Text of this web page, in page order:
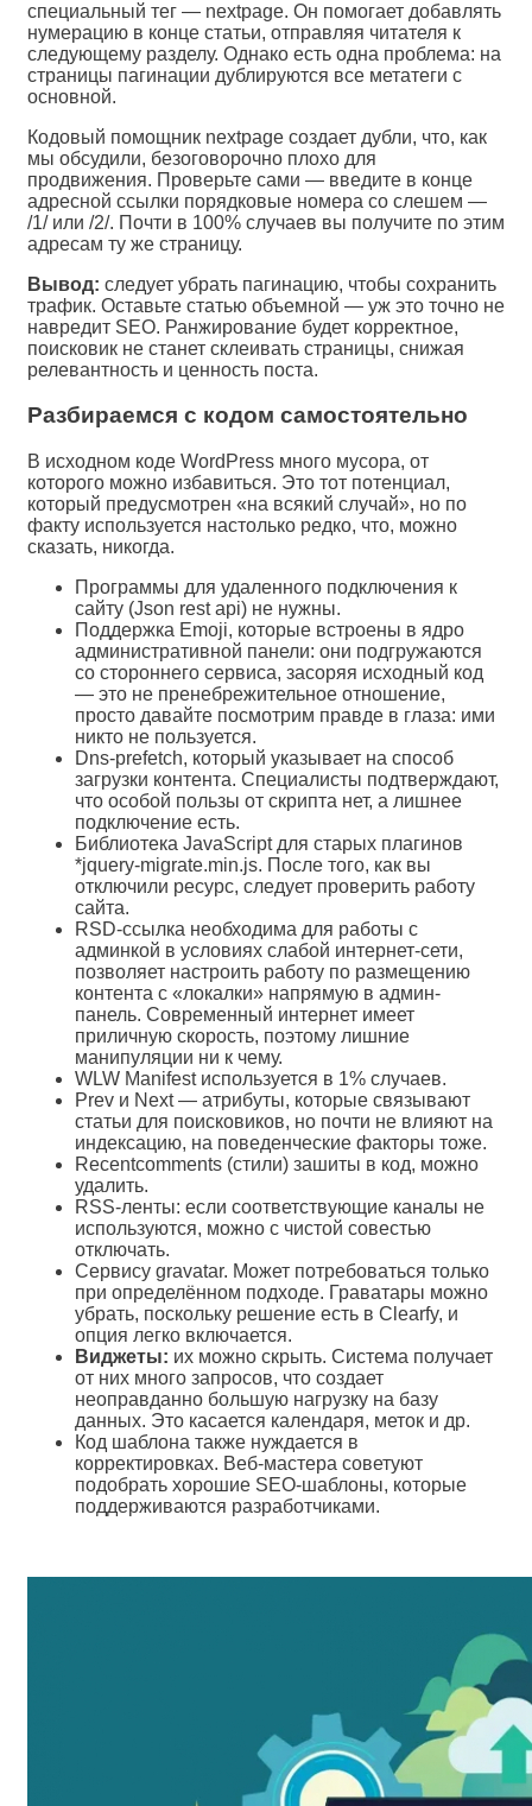
специальный тег — nextpage. Он помогает добавлять
нумерацию в конце статьи, отправляя читателя к
следующему разделу. Однако есть одна проблема: на
страницы пагинации дублируются все метатеги с
основной.
Кодовый помощник nextpage создает дубли, что, как
мы обсудили, безоговорочно плохо для
продвижения. Проверьте сами — введите в конце
адресной ссылки порядковые номера со слешем —
/1/ или /2/. Почти в 100% случаев вы получите по этим
адресам ту же страницу.
Вывод: следует убрать пагинацию, чтобы сохранить
трафик. Оставьте статью объемной — уж это точно не
навредит SEO. Ранжирование будет корректное,
поисковик не станет склеивать страницы, снижая
релевантность и ценность поста.
Разбираемся с кодом самостоятельно
В исходном коде WordPress много мусора, от
которого можно избавиться. Это тот потенциал,
который предусмотрен «на всякий случай», но по
факту используется настолько редко, что, можно
сказать, никогда.
Программы для удаленного подключения к
сайту (Json rest api) не нужны.
Поддержка Emoji, которые встроены в ядро
административной панели: они подгружаются
со стороннего сервиса, засоряя исходный код
— это не пренебрежительное отношение,
просто давайте посмотрим правде в глаза: ими
никто не пользуется.
Dns-prefetch, который указывает на способ
загрузки контента. Специалисты подтверждают,
что особой пользы от скрипта нет, а лишнее
подключение есть.
Библиотека JavaScript для старых плагинов
*jquery-migrate.min.js. После того, как вы
отключили ресурс, следует проверить работу
сайта.
RSD-ссылка необходима для работы с
админкой в условиях слабой интернет-сети,
позволяет настроить работу по размещению
контента с «локалки» напрямую в админ-
панель. Современный интернет имеет
приличную скорость, поэтому лишние
манипуляции ни к чему.
WLW Manifest используется в 1% случаев.
Prev и Next — атрибуты, которые связывают
статьи для поисковиков, но почти не влияют на
индексацию, на поведенческие факторы тоже.
Recentcomments (стили) зашиты в код, можно
удалить.
RSS-ленты: если соответствующие каналы не
используются, можно с чистой совестью
отключать.
Сервису gravatar. Может потребоваться только
при определённом подходе. Граватары можно
убрать, поскольку решение есть в Clearfy, и
опция легко включается.
Виджеты: их можно скрыть. Система получает
от них много запросов, что создает
неоправданно большую нагрузку на базу
данных. Это касается календаря, меток и др.
Код шаблона также нуждается в
корректировках. Веб-мастера советуют
подобрать хорошие SEO-шаблоны, которые
поддерживаются разработчиками.